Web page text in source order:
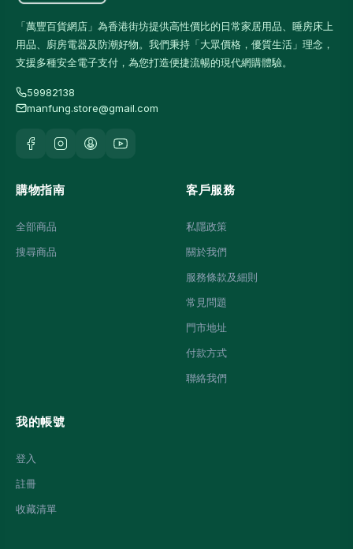
「萬豐百貨網店」為香港街坊提供高性價比的日常家居用品、睡房床上
用品、廚房電器及防潮好物。我們秉持「大眾價格，優質生活」理念，
支援多種安全電子支付，為您打造便捷流暢的現代網購體驗。
59982138
manfung.store@gmail.com
購物指南
全部商品
搜尋商品
客戶服務
私隱政策
關於我們
服務條款及細則
常見問題
門市地址
付款方式
聯絡我們
我的帳號
登入
註冊
收藏清單